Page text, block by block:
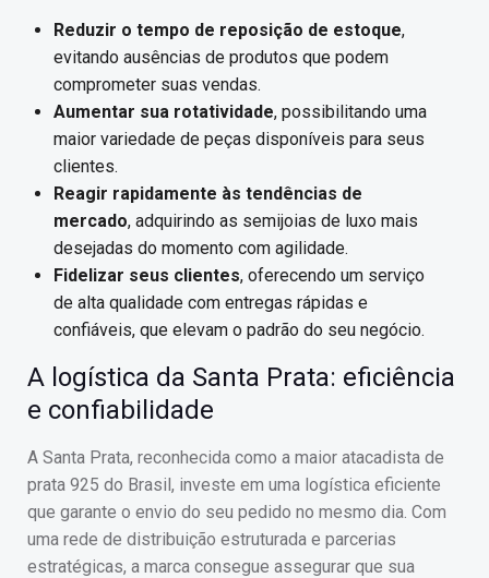
Reduzir o tempo de reposição de estoque,
evitando ausências de produtos que podem
comprometer suas vendas.
Aumentar sua rotatividade, possibilitando uma
maior variedade de peças disponíveis para seus
clientes.
Reagir rapidamente às tendências de
mercado, adquirindo as semijoias de luxo mais
desejadas do momento com agilidade.
Fidelizar seus clientes, oferecendo um serviço
de alta qualidade com entregas rápidas e
confiáveis, que elevam o padrão do seu negócio.
A logística da Santa Prata: eficiência
e confiabilidade
A Santa Prata, reconhecida como a maior atacadista de
prata 925 do Brasil, investe em uma logística eficiente
que garante o envio do seu pedido no mesmo dia. Com
uma rede de distribuição estruturada e parcerias
estratégicas, a marca consegue assegurar que sua